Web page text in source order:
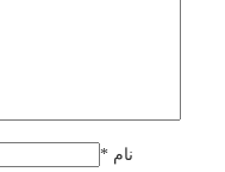
نام*